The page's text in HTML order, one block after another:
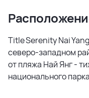
Title Serenity Nai
северо-западном
от пляжа Най Янг -
национального